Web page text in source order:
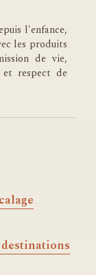
l'enfance,
les produits
de vie,
respect de
destinations